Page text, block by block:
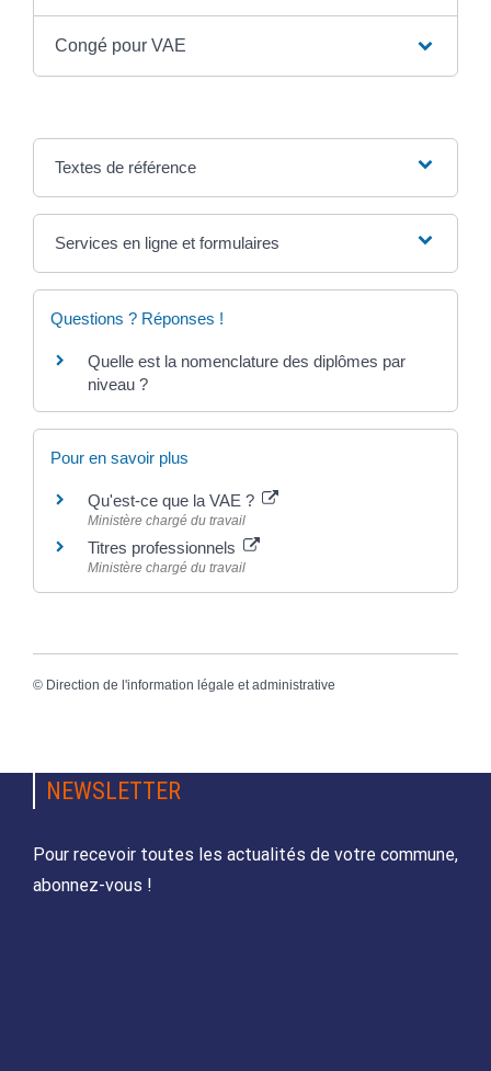
Congé pour VAE
Textes de référence
Services en ligne et formulaires
Questions ? Réponses !
Quelle est la nomenclature des diplômes par
niveau ?
Pour en savoir plus
Qu'est-ce que la VAE ?
Ministère chargé du travail
Titres professionnels
Ministère chargé du travail
© Direction de l'information légale et administrative
NEWSLETTER
Pour recevoir toutes les actualités de votre commune,
abonnez-vous !